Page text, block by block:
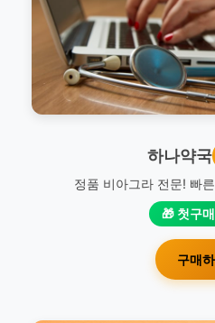
하나약국
정품 비아그라 전문! 빠
🎁 첫구
구매